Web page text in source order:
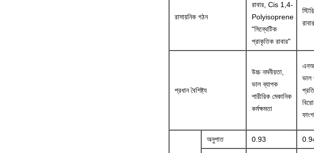
রাসায়নিক গঠন
রাবার, Cis 1,4-
Polyisoprene
"সিন্থেটিক
প্রাকৃতিক রাবার"
রাবার
প্রধান বৈশিষ্ট্য
উচ্চ নমনীয়তা,
ভাল ব্যাপক
শারীরিক মেকানিক
কর্মক্ষমতা
ভাল
অনুপাত 0.93